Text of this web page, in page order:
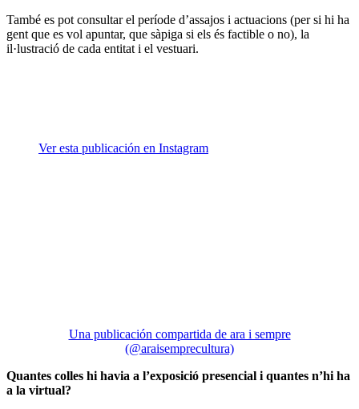
També es pot consultar el període d’assajos i actuacions (per si hi ha
gent que es vol apuntar, que sàpiga si els és factible o no), la
il·lustració de cada entitat i el vestuari.
Ver esta publicación en Instagram
Una publicación compartida de ara i sempre
(@araisemprecultura)
Quantes colles hi havia a l’exposició presencial i quantes n’hi ha
a la virtual?